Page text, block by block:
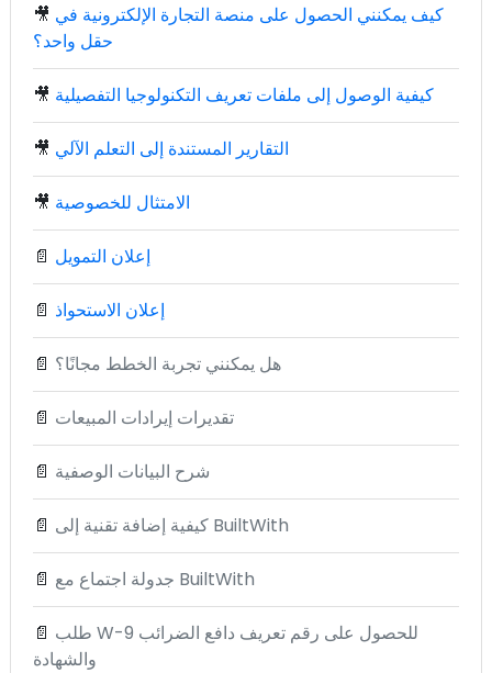
🎥 كيف يمكنني الحصول على منصة التجارة الإلكترونية في
حقل واحد؟
🎥 كيفية الوصول إلى ملفات تعريف التكنولوجيا التفصيلية
🎥 التقارير المستندة إلى التعلم الآلي
🎥 الامتثال للخصوصية
📄 إعلان التمويل
📄 إعلان الاستحواذ
📄 هل يمكنني تجربة الخطط مجانًا؟
📄 تقديرات إيرادات المبيعات
📄 شرح البيانات الوصفية
📄 كيفية إضافة تقنية إلى BuiltWith
📄 جدولة اجتماع مع BuiltWith
📄 طلب W-9 للحصول على رقم تعريف دافع الضرائب
والشهادة